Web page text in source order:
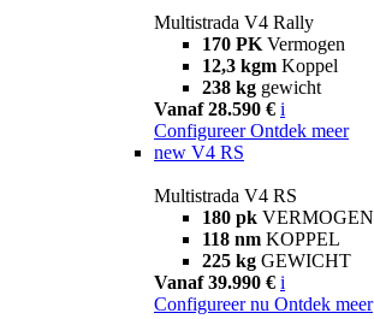
Multistrada V4 Rally
170 PK Vermogen
12,3 kgm Koppel
238 kg gewicht
Vanaf 28.590 € i
Configureer Ontdek meer
new V4 RS
Multistrada V4 RS
180 pk VERMOGEN
118 nm KOPPEL
225 kg GEWICHT
Vanaf 39.990 € i
Configureer nu Ontdek meer